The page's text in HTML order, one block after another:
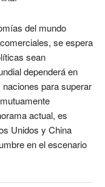
del mundo
se espera
sean
dependerá en
para superar
actual, es
Unidos y China
en el escenario